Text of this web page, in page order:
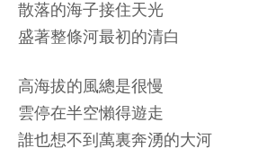
散落的海子接住天光
盛著整條河最初的清白
高海拔的風總是很慢
雲停在半空懶得遊走
誰也想不到萬裏奔湧的大河